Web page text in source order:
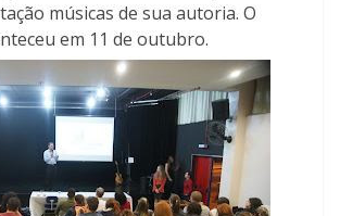
músicas de sua autoria. O
em 11 de outubro.